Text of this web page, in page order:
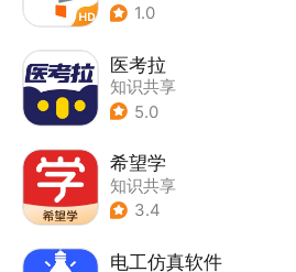
1.0
医考拉
知识共享
5.0
希望学
知识共享
3.4
电工仿真软件